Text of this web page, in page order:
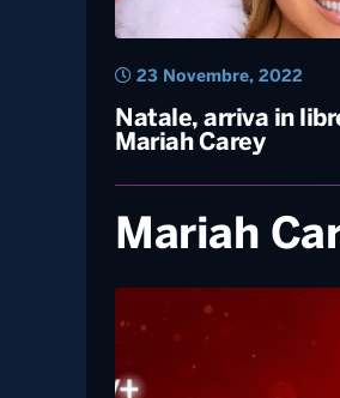
Natale, arriva in
Mariah Carey
23 Novembre, 2022
Mariah